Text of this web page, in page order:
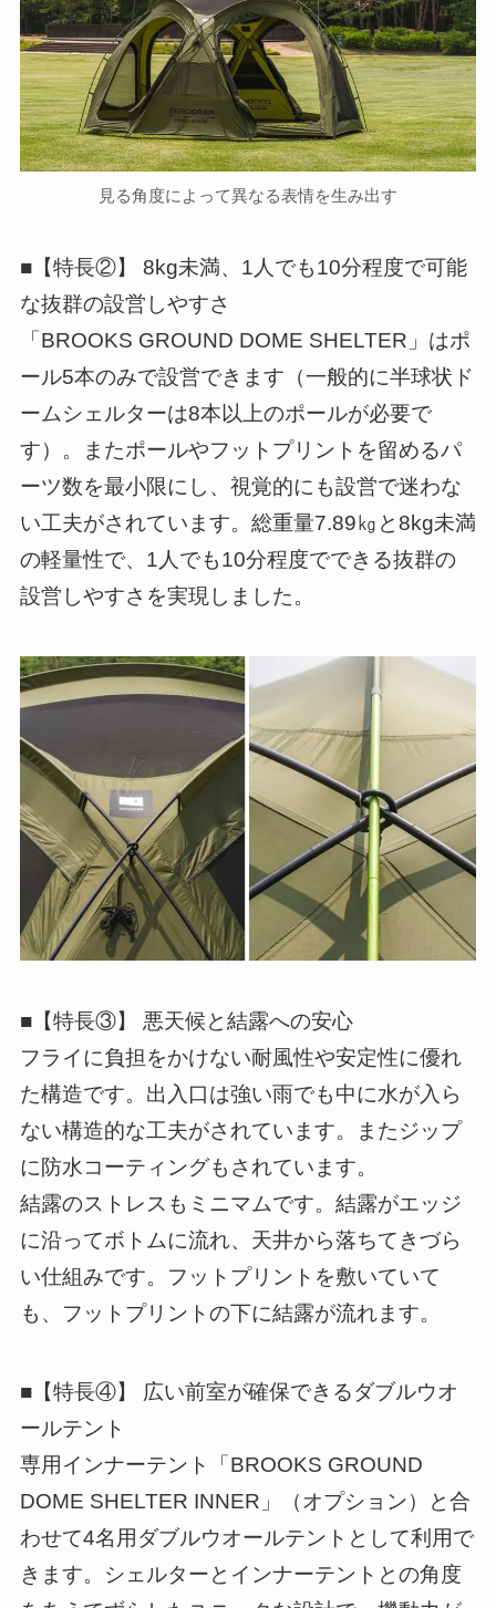
見る角度によって異なる表情を生み出す
■【特長②】 8kg未満、1人でも10分程度で可能
な抜群の設営しやすさ
「BROOKS GROUND DOME SHELTER」はポ
ール5本のみで設営できます（一般的に半球状ド
ームシェルターは8本以上のポールが必要で
す）。またポールやフットプリントを留めるパ
ーツ数を最小限にし、視覚的にも設営で迷わな
い工夫がされています。総重量7.89㎏と8kg未満
の軽量性で、1人でも10分程度でできる抜群の
設営しやすさを実現しました。
■【特長③】 悪天候と結露への安心
フライに負担をかけない耐風性や安定性に優れ
た構造です。出入口は強い雨でも中に水が入ら
ない構造的な工夫がされています。またジップ
に防水コーティングもされています。
結露のストレスもミニマムです。結露がエッジ
に沿ってボトムに流れ、天井から落ちてきづら
い仕組みです。フットプリントを敷いていて
も、フットプリントの下に結露が流れます。
■【特長④】 広い前室が確保できるダブルウオ
ールテント
専用インナーテント「BROOKS GROUND
DOME SHELTER INNER」（オプション）と合
わせて4名用ダブルウオールテントとして利用で
きます。シェルターとインナーテントとの角度